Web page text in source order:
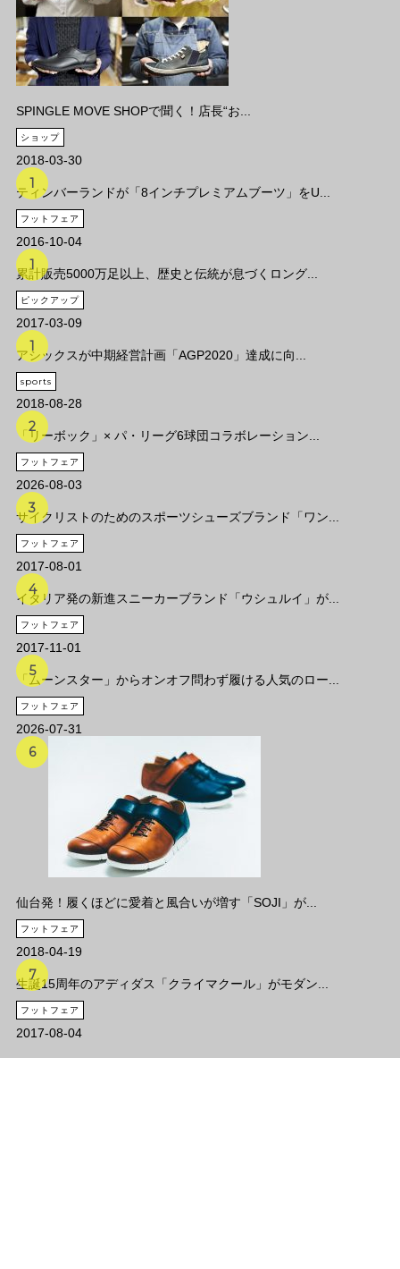
SPINGLE MOVE SHOPで聞く！店長“お...
ショップ
2018-03-30
ティンバーランドが「8インチプレミアムブーツ」をU...
フットフェア
2016-10-04
累計販売5000万足以上、歴史と伝統が息づくロング...
ピックアップ
2017-03-09
アシックスが中期経営計画「AGP2020」達成に向...
sports
2018-08-28
「リーボック」× パ・リーグ6球団コラボレーション...
フットフェア
2026-08-03
サイクリストのためのスポーツシューズブランド「ワン...
フットフェア
2017-08-01
イタリア発の新進スニーカーブランド「ウシュルイ」が...
フットフェア
2017-11-01
「ムーンスター」からオンオフ問わず履ける人気のロー...
フットフェア
2026-07-31
仙台発！履くほどに愛着と風合いが増す「SOJI」が...
フットフェア
2018-04-19
生誕15周年のアディダス「クライマクール」がモダン...
フットフェア
2017-08-04